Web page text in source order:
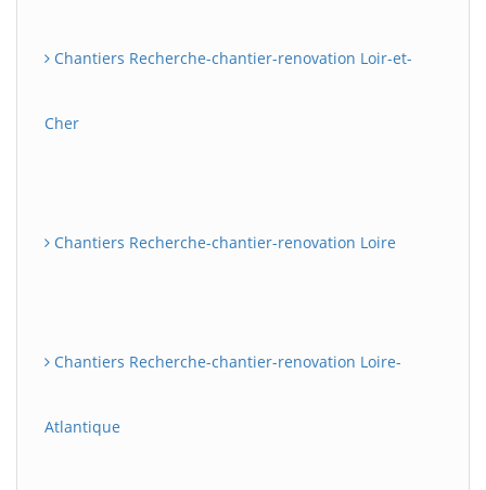
Chantiers Recherche-chantier-renovation Loir-et-
Cher
Chantiers Recherche-chantier-renovation Loire
Chantiers Recherche-chantier-renovation Loire-
Atlantique